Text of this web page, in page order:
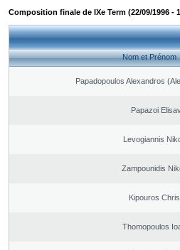
Composition finale de IXe Term (22/09/1996 -
Nom et Prénom
Papadopoulos Alexandros
Papazoi
Levogiannis
Zampounidis
Kipouros
Thomopoulos